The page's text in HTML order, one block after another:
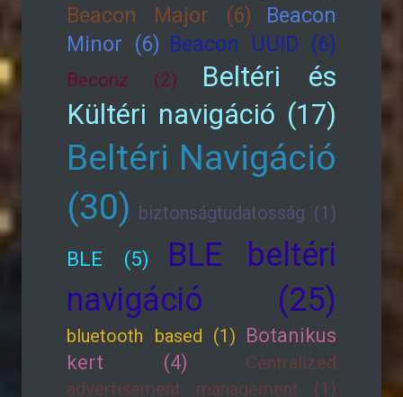
Beacon Major (6)
Beacon
Minor (6) Beacon UUID (6)
Beconz (2)
Beltéri és
Kültéri navigáció (17)
Beltéri Navigáció
(30) biztonságtudatosság (1)
BLE (5)
BLE beltéri
navigáció (25)
bluetooth based (1) Botanikus
kert (4)
Centralized
advertisement management (1)